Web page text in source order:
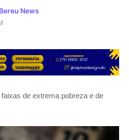
Bereu News
de extrema pobreza e de